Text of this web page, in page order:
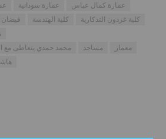
عمارة سودانية
عمارة كمال عباس
فيضان كلية الهندسة
كلية غردون التذكارية
محمد حمدي يتعاطى مع
مساجد
معمار